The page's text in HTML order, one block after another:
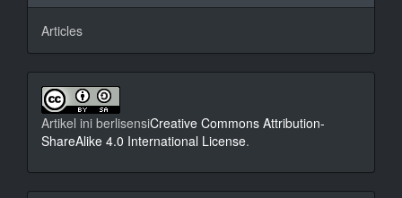
Articles
Artikel ini berlisensiCreative Commons Attribution-
ShareAlike 4.0 International License.